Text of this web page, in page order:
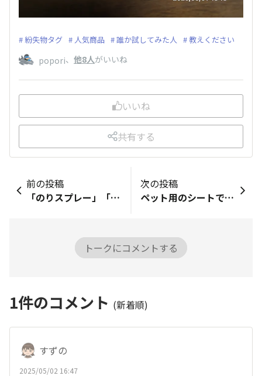
紛失物タグ 人気商品 誰か試してみた人 教えください
popori、 他8人がいいね
いいね
共有する
前の投稿
「のりスプレー」「アイロン用のりスプレー」で在庫検索をするとアプリが停止、又は再起動します。 一度問い合わせたのですが、不具合は認められずアプリの再インストール等を勧められました。 その後再インストールするも同じ事象が起こり諦めておりました。 友人3名にも試して貰った全く同じようにアプリが落ちます。 ちなみにAndroidです。 先程投稿前に試した処、なぜかアイロン用のりスプレー300mlのみは大丈夫でした。
次の投稿
ペット用のシートです。 今まではペットショップで買ってましたが ダイソーにあることを知りずっと買ってます。 種類はたくさんありますが、こちらを購入しまして。助かっています。おすすめですり
トークにコメントする
1件のコメント (新着順)
すずの
2025/05/02 16:47